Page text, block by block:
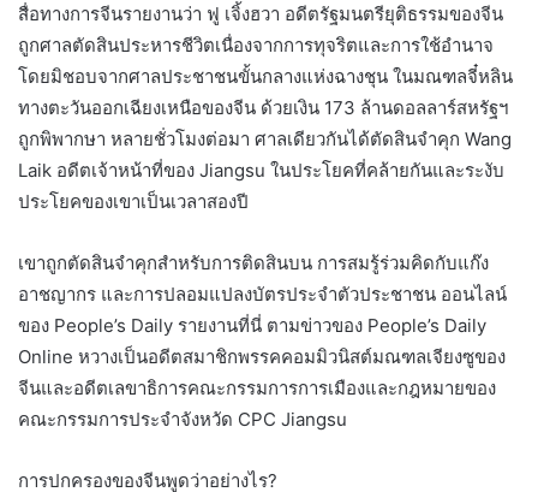
สื่อทางการจีนรายงานว่า ฟู เจิ้งฮวา อดีตรัฐมนตรียุติธรรมของจีน
ถูกศาลตัดสินประหารชีวิตเนื่องจากการทุจริตและการใช้อำนาจ
โดยมิชอบจากศาลประชาชนขั้นกลางแห่งฉางชุน ในมณฑลจี๋หลิน
ทางตะวันออกเฉียงเหนือของจีน ด้วยเงิน 173 ล้านดอลลาร์สหรัฐฯ
ถูกพิพากษา หลายชั่วโมงต่อมา ศาลเดียวกันได้ตัดสินจำคุก Wang
Laik อดีตเจ้าหน้าที่ของ Jiangsu ในประโยคที่คล้ายกันและระงับ
ประโยคของเขาเป็นเวลาสองปี
เขาถูกตัดสินจำคุกสำหรับการติดสินบน การสมรู้ร่วมคิดกับแก๊ง
อาชญากร และการปลอมแปลงบัตรประจำตัวประชาชน ออนไลน์
ของ People’s Daily รายงานที่นี่ ตามข่าวของ People’s Daily
Online หวางเป็นอดีตสมาชิกพรรคคอมมิวนิสต์มณฑลเจียงซูของ
จีนและอดีตเลขาธิการคณะกรรมการการเมืองและกฎหมายของ
คณะกรรมการประจำจังหวัด CPC Jiangsu
การปกครองของจีนพูดว่าอย่างไร?